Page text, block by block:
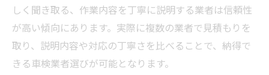
しく聞き取る、作業内容を丁寧に説明する業者は信頼性
が高い傾向にあります。実際に複数の業者で見積もりを
取り、説明内容や対応の丁寧さを比べることで、納得で
きる車検業者選びが可能となります。